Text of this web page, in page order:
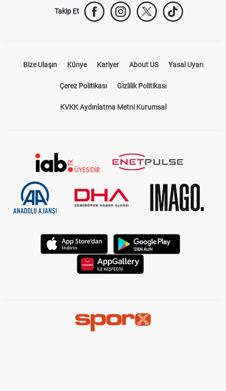
Takip Et
Bize Ulaşın Künye Kariyer About US Yasal Uyarı
Çerez Politikası Gizlilik Politikası
KVKK Aydınlatma Metni Kurumsal